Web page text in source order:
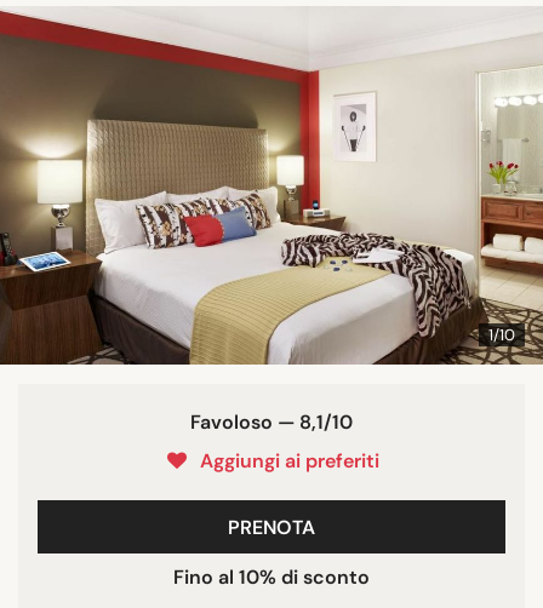
1/10
Favoloso — 8,1/10
Aggiungi ai preferiti
PRENOTA
Fino al 10% di sconto